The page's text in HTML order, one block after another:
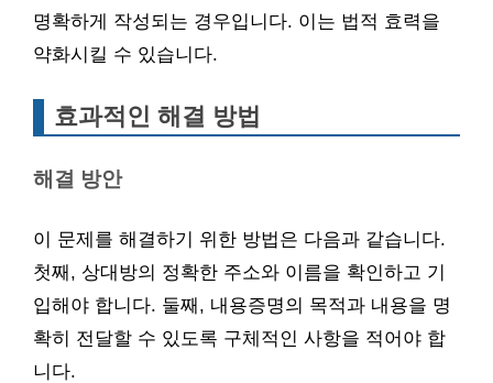
명확하게 작성되는 경우입니다. 이는 법적 효력을
약화시킬 수 있습니다.
효과적인 해결 방법
해결 방안
이 문제를 해결하기 위한 방법은 다음과 같습니다.
첫째, 상대방의 정확한 주소와 이름을 확인하고 기
입해야 합니다. 둘째, 내용증명의 목적과 내용을 명
확히 전달할 수 있도록 구체적인 사항을 적어야 합
니다.